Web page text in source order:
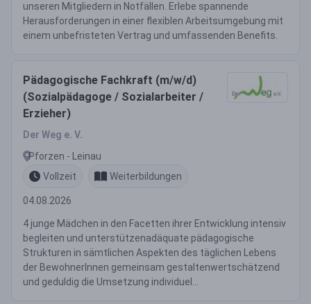
unseren Mitgliedern in Notfällen. Erlebe spannende
Herausforderungen in einer flexiblen Arbeitsumgebung mit
einem unbefristeten Vertrag und umfassenden Benefits.
Pädagogische Fachkraft (m/w/d)
(Sozialpädagoge / Sozialarbeiter /
Erzieher)
Der Weg e. V.
Pforzen - Leinau
Vollzeit
Weiterbildungen
04.08.2026
4 junge Mädchen in den Facetten ihrer Entwicklung intensiv
begleiten und unterstützenadäquate pädagogische
Strukturen in sämtlichen Aspekten des täglichen Lebens
der BewohnerInnen gemeinsam gestaltenwertschätzend
und geduldig die Umsetzung individuel...